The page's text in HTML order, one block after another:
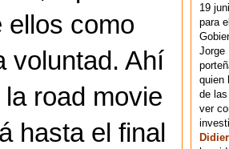
ellos como
voluntad. Ahí
road movie
hasta el final
19
para
Jorge
quien
de
ver
Didier